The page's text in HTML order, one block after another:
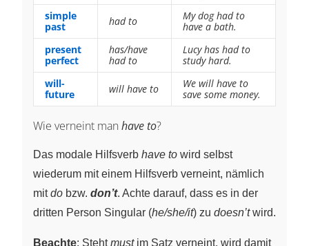
simple
past
had to
My dog had to
have a bath.
present
perfect
has/have
had to
Lucy has had to
study hard.
will-
future
will have to
We will have to
save some money.
Wie verneint man have to?
Das modale Hilfsverb have to wird selbst
wiederum mit einem Hilfsverb verneint, nämlich
mitdo bzw. don’t. Achte darauf, dass es in der
dritten Person Singular (he/she/it) zu doesn’twird.
Beachte: Stehtmustim Satz verneint, wird damit